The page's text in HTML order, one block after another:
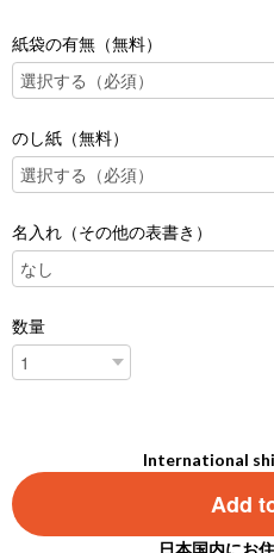
紙袋の有無（無料）
のし紙（無料）
名入れ（その他の表書き）
数量
International
Add
日本国内にお